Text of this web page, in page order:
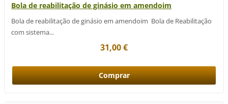
Bola de reabilitação de ginásio em amendoim
Bola de reabilitação de ginásio em amendoim Bola de Reabilitação
com sistema...
31,00 €